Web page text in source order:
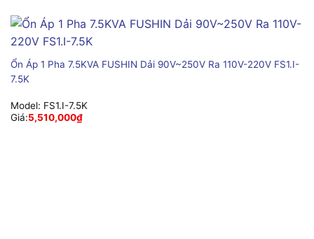
Ổn Áp 1 Pha 7.5KVA FUSHIN Dải 90V~250V Ra 110V-220V FS1.I-
7.5K
Model: FS1.I-7.5K
Giá:5,510,000₫